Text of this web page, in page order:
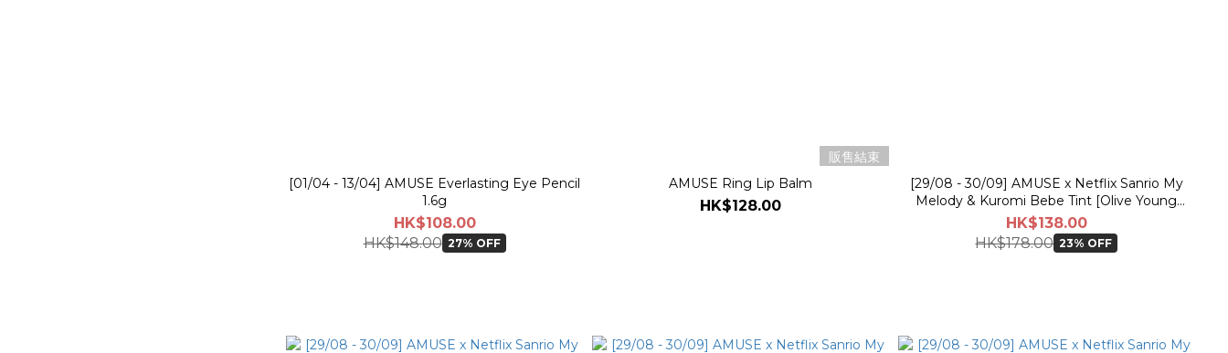
[01/04 - 13/04] AMUSE Everlasting Eye Pencil
1.6g
HK$108.00
HK$148.00 27% OFF
販售結束
AMUSE Ring Lip Balm
HK$128.00
[29/08 - 30/09] AMUSE x Netflix Sanrio My
Melody & Kuromi Bebe Tint [Olive Young
Planning Set]
HK$138.00
HK$178.00 23% OFF